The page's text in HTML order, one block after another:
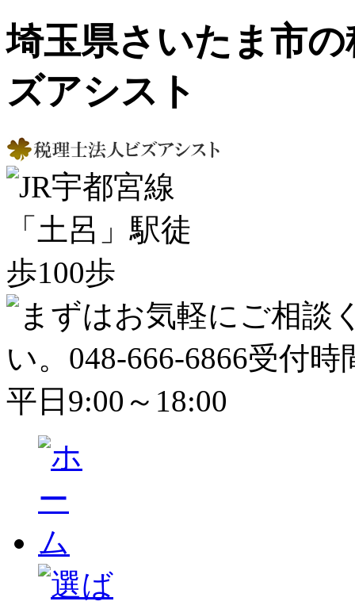
埼玉県さいたま市
ズアシスト